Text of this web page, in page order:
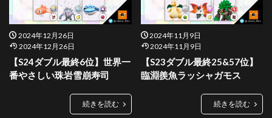
2024年12月26日
2024年12月26日
【S24ダブル最終6位】世界一
番やさしい珠岩雪崩寿司
続きを読む
2024年11月9日
2024年11月9日
【S23ダブル最終25&57位】
臨淵羨魚ラッシャガモス
続きを読む